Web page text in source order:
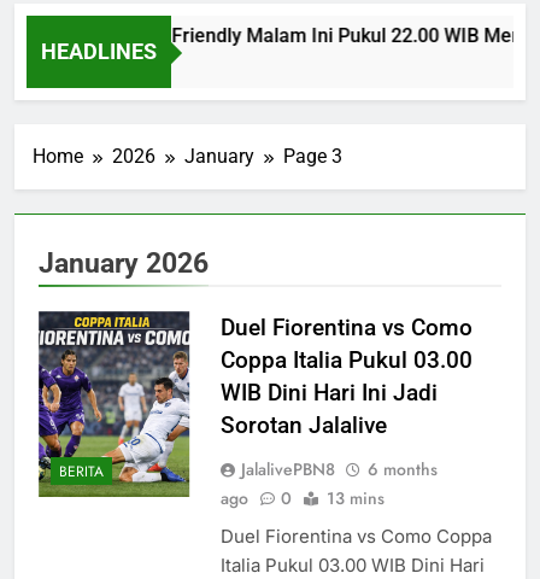
HEADLINES
United Club Friendly Malam Ini Pukul 22.00 WIB
Home 2026 January Page 3
January 2026
BERITA
Duel Fiorentina vs Como
Coppa Italia Pukul 03.00
WIB Dini Hari Ini Jadi
Sorotan Jalalive
JalalivePBN8
6 months
ago
0 13 mins
Duel Fiorentina vs Como Coppa
Italia Pukul 03.00 WIB Dini Hari